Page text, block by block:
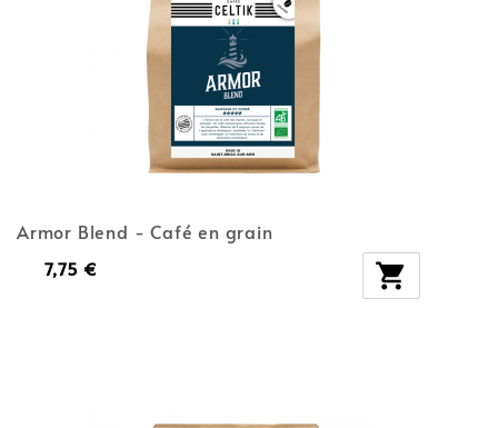
Armor Blend - Café en grain
7,75 € 